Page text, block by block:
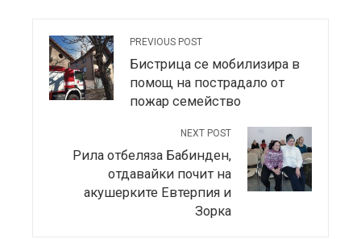
PREVIOUS POST
Бистрица се мобилизира в
помощ на пострадало от
пожар семейство
NEXT POST
Рила отбеляза Бабинден,
отдавайки почит на
акушерките Евтерпия и
Зорка